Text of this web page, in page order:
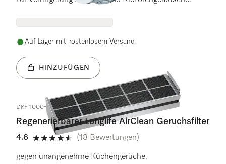
Auf Lager mit kostenlosem Versand
HINZUFÜGEN
DKF 1000-R
Regenerierbarer Longlife AirClean Geruchsfilter
4.6
4.6 Sterne von 5
(18 Bewertungen)
gegen unangenehme Küchengerüche.